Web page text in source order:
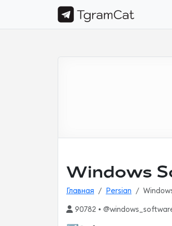
Windows
Главная Persian
90782 •